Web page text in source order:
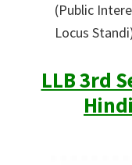
(Public
Locus
LLB 3rd